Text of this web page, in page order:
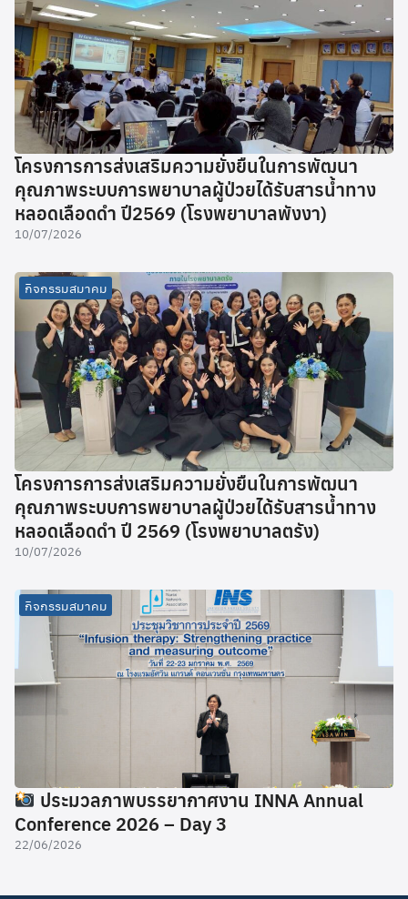
โครงการการส่งเสริมความยั่งยืนในการพัฒนา
คุณภาพระบบการพยาบาลผู้ป่วยได้รับสารน้ำทาง
หลอดเลือดดำ ปี2569 (โรงพยาบาลพังงา)
10/07/2026
กิจกรรมสมาคม
โครงการการส่งเสริมความยั่งยืนในการพัฒนา
คุณภาพระบบการพยาบาลผู้ป่วยได้รับสารน้ำทาง
หลอดเลือดดำ ปี 2569 (โรงพยาบาลตรัง)
10/07/2026
กิจกรรมสมาคม
ประมวลภาพบรรยากาศงาน INNA Annual
Conference 2026 – Day 3
22/06/2026